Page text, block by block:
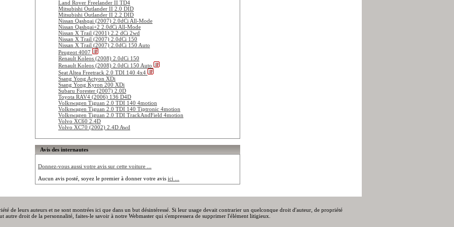
Land Rover Freelander II TD4
Mitsubishi Outlander II 2.0 DID
Mitsubishi Outlander II 2.2 DID
Nissan Qashqai (2007) 2.0dCi All-Mode
Nissan Qashqai+2 2.0dCi All-Mode
Nissan X Trail (2001) 2.2 dCi 2wd
Nissan X Trail (2007) 2.0dCi 150
Nissan X Trail (2007) 2.0dCi 150 Auto
Peugeot 4007
Renault Koleos (2008) 2.0dCi 150
Renault Koleos (2008) 2.0dCi 150 Auto
Seat Altea Freetrack 2.0 TDI 140 4x4
Ssang Yong Actyon XDi
Ssang Yong Kyron 200 XDi
Subaru Forester (2007) 2.0D
Toyota RAV4 (2006) 136 D4D
Volkswagen Tiguan 2.0 TDI 140 4motion
Volkswagen Tiguan 2.0 TDI 140 Tiptronic 4motion
Volkswagen Tiguan 2.0 TDI TrackAndField 4motion
Volvo XC60 2.4D
Volvo XC70 (2002) 2.4D Awd
Avis des internautes
Donnez-vous aussi votre avis sur cette voiture ...
Aucun avis posté, soyez le premier à donner votre avis ici ...
de leurs auteurs et ne sont montrées ici que dans un but désintéressé. Si leur usage devait contrarier un quelconque droit d'auteur, de propriété
autre droit de la personnalité, faites-le savoir à notre Webmaster qui s'empressera de supprimer l'élément litigieux.